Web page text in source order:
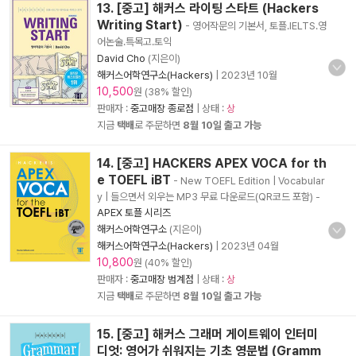
13. [중고] 해커스 라이팅 스타트 (Hackers
Writing Start) - 영어작문의 기본서, 토플.IELTS.영
어논술.특목고.토익
David Cho (지은이)
해커스어학연구소(Hackers)
2023년 10월
10,500원 (38% 할인)
판매자 : 중고매장 종로점 | 상태 : 상
지금 택배로 주문하면 8월 10일 출고 가능
14. [중고] HACKERS APEX VOCA for th
e TOEFL iBT - New TOEFL Edition | Vocabular
y | 들으면서 외우는 MP3 무료 다운로드(QR코드 포함) -
APEX 토플 시리즈
해커스어학연구소 (지은이)
해커스어학연구소(Hackers)
2023년 04월
10,800원 (40% 할인)
판매자 : 중고매장 범계점 | 상태 : 상
지금 택배로 주문하면 8월 10일 출고 가능
15. [중고] 해커스 그래머 게이트웨이 인터미
디엇: 영어가 쉬워지는 기초 영문법 (Gramm